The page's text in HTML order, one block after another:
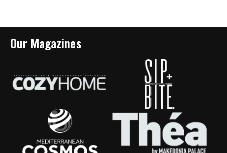
Our Magazines